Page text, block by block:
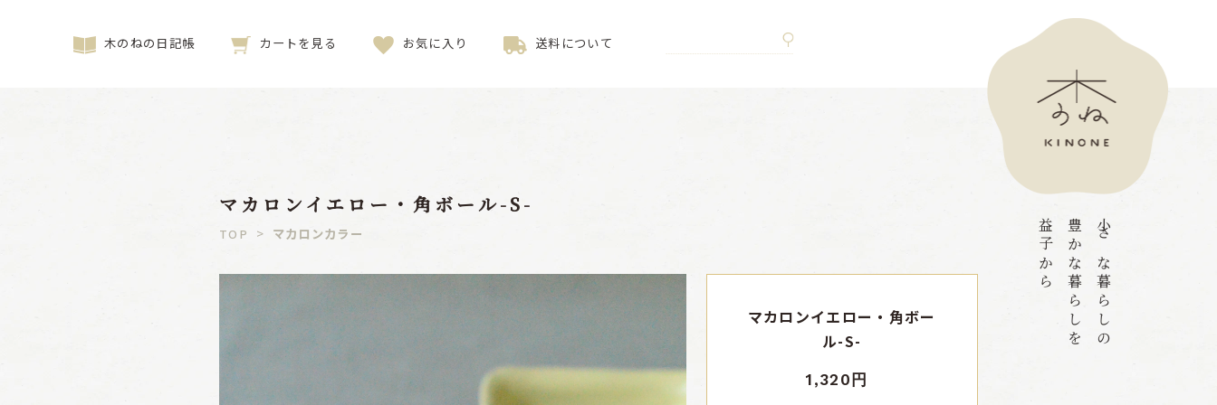
木のねの日記帳 カートを見る お気に入り 送料について
小さな暮らしの
豊かな暮らしを
益子から
マカロンイエロー・角ボール-S-
TOP > マカロンカラー
マカロンイエロー・角ボー
ル-S-
1,320円